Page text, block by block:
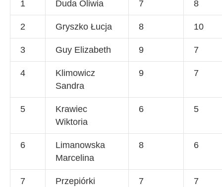
1 Duda Oliwia 7 8
2 Gryszko Łucja 8 10
3 Guy Elizabeth 9 7
4
Klimowicz
Sandra
9 7
5
Krawiec
Wiktoria
6 5
6
Limanowska
Marcelina
8 6
7
Przepiórki
7 7